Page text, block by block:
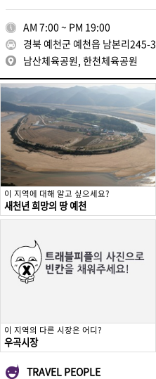
AM 7:00 ~ PM 19:00
경북 예천군 예천읍 남본리245-3
남산체육공원, 한천체육공원
이 지역에 대해 알고 싶으세요?
새천년 희망의 땅 예천
이 지역의 다른 시장은 어디?
우곡시장
TRAVEL PEOPLE